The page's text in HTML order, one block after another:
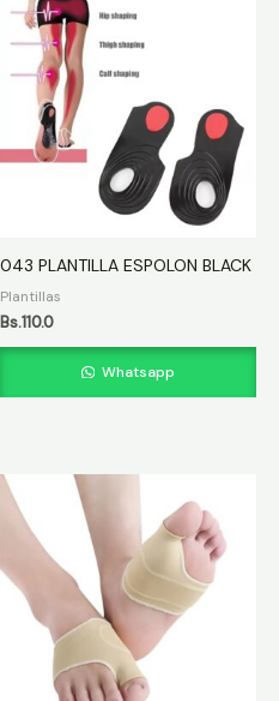
043 PLANTILLA ESPOLON BLACK
Plantillas
Bs.110.0
Whatsapp